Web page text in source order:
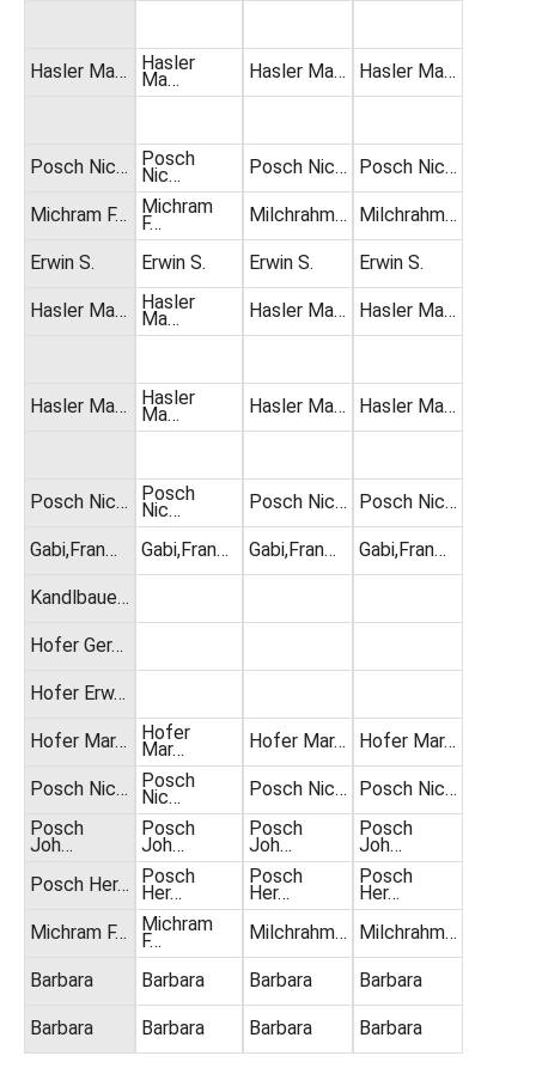
Hasler Ma…
Posch Nic…
Michram F…
Erwin S.
Hasler Ma…
Hasler Ma…
Posch Nic…
Gabi,Fran…
Kandlbaue…
Hofer Ger…
Hofer Erw…
Hofer Mar…
Posch Nic…
Posch
Joh…
Posch Her…
Michram F…
Barbara
Barbara
Hasler
Ma…
Posch
Nic…
Michram
F…
Erwin S.
Hasler
Ma…
Hasler
Ma…
Posch
Nic…
Gabi,Fran…
Hofer
Mar…
Posch
Nic…
Posch
Joh…
Posch
Her…
Michram
F…
Barbara
Barbara
Hasler Ma…
Posch Nic…
Milchrahm…
Erwin S.
Hasler Ma…
Hasler Ma…
Posch Nic…
Gabi,Fran…
Hofer Mar…
Posch Nic…
Posch
Joh…
Posch
Her…
Milchrahm…
Barbara
Barbara
Hasler Ma…
Posch Nic…
Milchrahm…
Erwin S.
Hasler Ma…
Hasler Ma…
Posch Nic…
Gabi,Fran…
Hofer Mar…
Posch Nic…
Posch
Joh…
Posch
Her…
Milchrahm…
Barbara
Barbara